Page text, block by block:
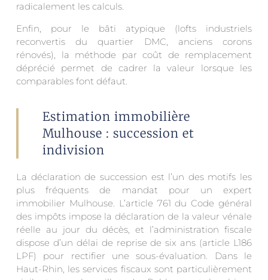
radicalement les calculs.
Enfin, pour le bâti atypique (lofts industriels
reconvertis du quartier DMC, anciens corons
rénovés), la méthode par coût de remplacement
déprécié permet de cadrer la valeur lorsque les
comparables font défaut.
Estimation immobilière
Mulhouse : succession et
indivision
La déclaration de succession est l’un des motifs les
plus fréquents de mandat pour un expert
immobilier Mulhouse. L’article 761 du Code général
des impôts impose la déclaration de la valeur vénale
réelle au jour du décès, et l’administration fiscale
dispose d’un délai de reprise de six ans (article L186
LPF) pour rectifier une sous-évaluation. Dans le
Haut-Rhin, les services fiscaux sont particulièrement